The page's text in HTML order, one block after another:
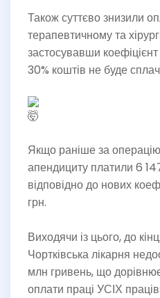
Також суттєво знизили
терапевтичному та
застосувавши
30% коштів не буде
Якщо раніше за
апендициту платили 6
відповідно до нових
грн.
Виходячи із цього, до
Чортківська лікарня
млн гривень, що
оплати праці УСІХ